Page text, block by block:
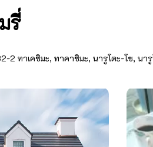
รี่
2 ทาเคชิมะ, ทาคาชิมะ, นารูโตะ-โช, นา